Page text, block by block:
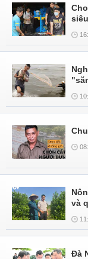
và
Đà